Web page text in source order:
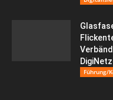
Führung/